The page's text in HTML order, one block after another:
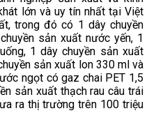
lớn và uy tín nhất tại Việt
trong đó có 1 dây chuyền
sản xuất nước yến, 1
1 dây chuyền sản xuất
sản xuất lon 330 ml và
ngọt có gaz chai PET 1,5
sản xuất thạch rau câu trái
ra thị trường trên 100 triệu